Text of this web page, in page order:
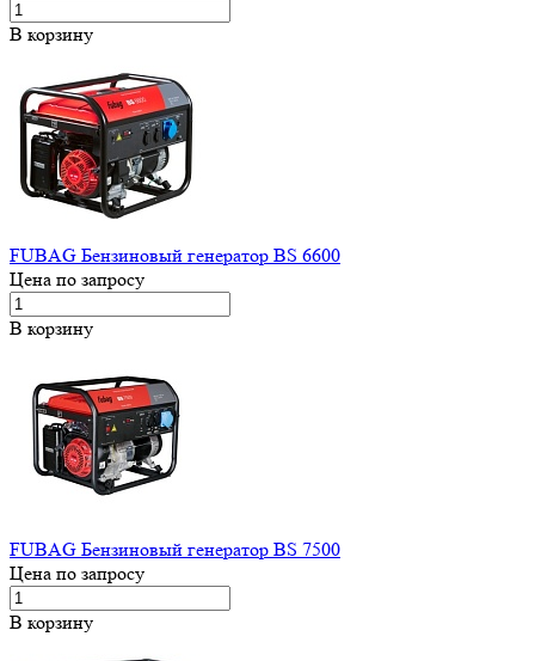
В корзину
FUBAG Бензиновый генератор BS 6600
Цена по запросу
В корзину
FUBAG Бензиновый генератор BS 7500
Цена по запросу
В корзину